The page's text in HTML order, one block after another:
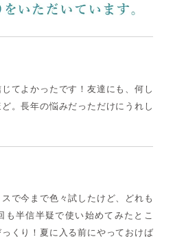
てよかったです！友達にも、何し
。長年の悩みだっただけにうれし
で今まで色々試したけど、どれも
も半信半疑で使い始めてみたとこ
くり！夏に入る前にやっておけば